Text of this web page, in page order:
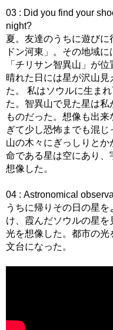
03 : Did you find your
night?
夏。友達のうちに遊び
ドン河東」。その地域
「チリサン智異山」が
晴れた日には星が沢山
た。 私はソウルに生ま
た。智異山で見た星は
ものだった。想像も出
ぎて少し恐怖までも混
山の木々にぎっしりと
命である星は空にあり
想像した。
04 : Astronomical
うちに帰りその日の星
け、霞んだソウルの星
光を想像した。都市の
文台になった。